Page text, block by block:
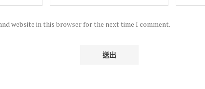
website in this browser for the next time I comment.